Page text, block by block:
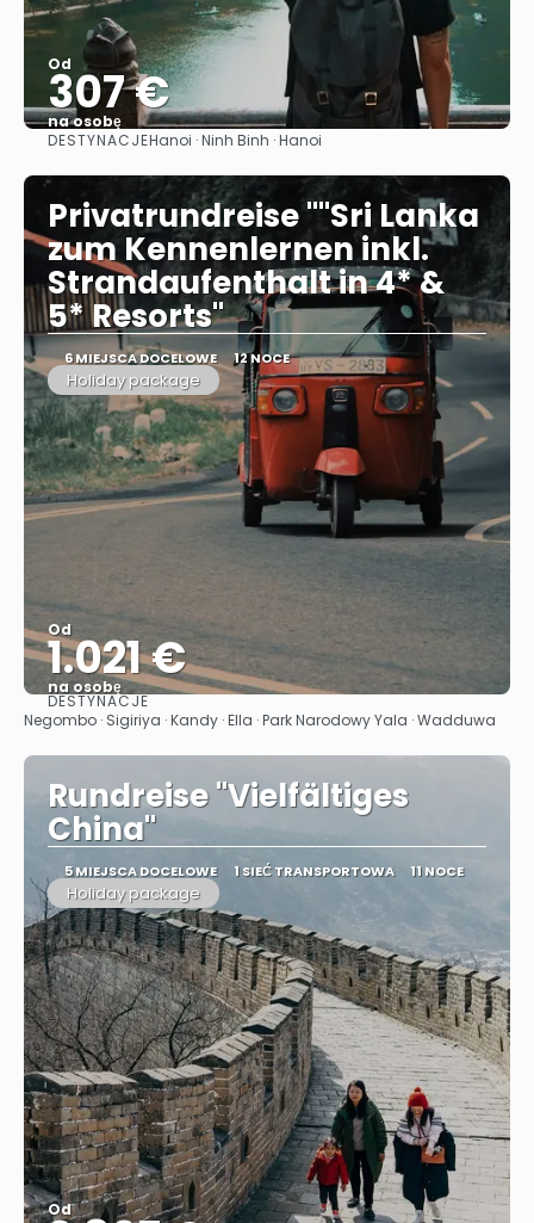
Od
307 €
na osobę
Zobacz
DESTYNACJEHanoi · Ninh Binh · Hanoi
Privatrundreise ""Sri Lanka
zum Kennenlernen inkl.
Strandaufenthalt in 4* &
5* Resorts"
6 MIEJSCA DOCELOWE 12 NOCE
Holiday package
Od
1.021 €
na osobę
Zobacz
DESTYNACJE
Negombo · Sigiriya · Kandy · Ella · Park Narodowy Yala · Wadduwa
Rundreise "Vielfältiges
China"
5 MIEJSCA DOCELOWE 1 SIEĆ TRANSPORTOWA 11 NOCE
Holiday package
Od